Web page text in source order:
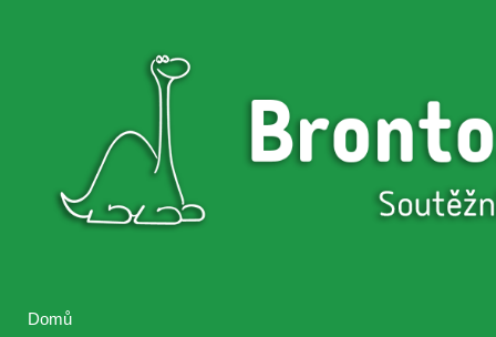
Brontosaurus
Brontosaurus
Domů